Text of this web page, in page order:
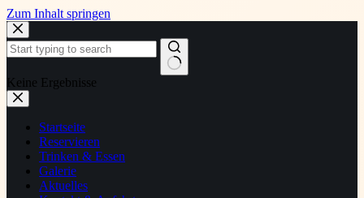
Zum Inhalt springen
Keine Ergebnisse
Startseite
Reservieren
Trinken & Essen
Galerie
Aktuelles